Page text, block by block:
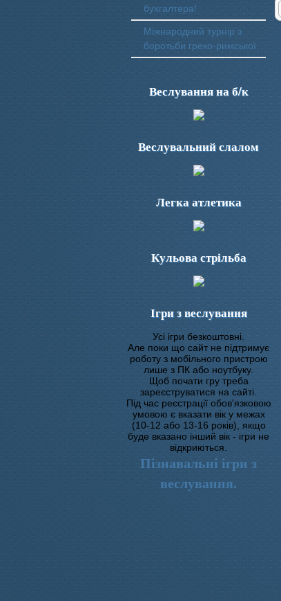
бухгалтера!
Міжнародний турнір з
боротьби греко-римської.
Веслування на б/к
Веслувальний слалом
Легка атлетика
Кульова стрільба
Ігри з веслування
Усі ігри безкоштовні.
Але поки що сайт не підтримує
роботу з мобільного пристрою
лише з ПК або ноутбуку.
Щоб почати гру треба
зареєструватися на сайті.
Під час реєстрації обов'язковою
умовою є вказати вік у межах
(10-12 або 13-16 років), якщо
буде вказано інший вік - ігри не
відкриються.
Пізнавальні ігри з
веслування.